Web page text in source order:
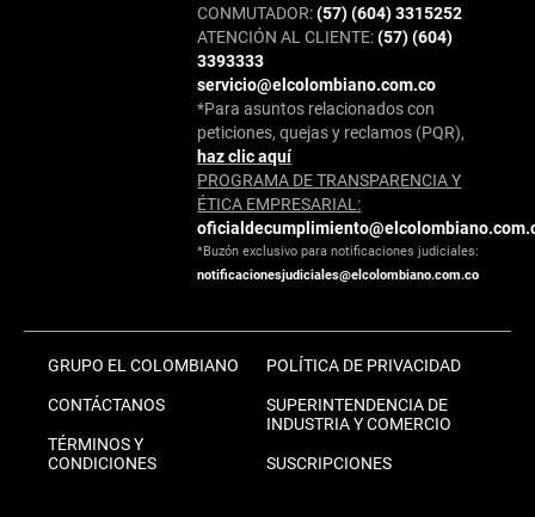
CONMUTADOR:(57) (604) 3315252
ATENCIÓN AL CLIENTE:(57) (604)
3393333
servicio@elcolombiano.com.co
*Para asuntos relacionados con
peticiones, quejas y reclamos (PQR),
haz clic aquí
PROGRAMA DE TRANSPARENCIA Y
ÉTICA EMPRESARIAL:
*Buzón exclusivo para notificaciones judiciales:
notificacionesjudiciales@elcolombiano.com.co
GRUPO EL COLOMBIANO
CONTÁCTANOS
TÉRMINOS Y
CONDICIONES
POLÍTICA DE PRIVACIDAD
SUPERINTENDENCIA DE
INDUSTRIA Y COMERCIO
SUSCRIPCIONES